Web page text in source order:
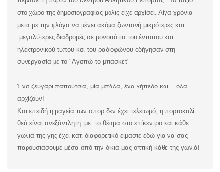
στο χώρο της δημοσιογραφίας μόλις είχε αρχίσει. Λίγα χρόνια
μετά με την φλόγα να μένει ακόμα ζωντανή μικρότερες και
μεγαλύτερες διαδρομές σε μονοπάτια του έντυπου και
ηλεκτρονικού τύπου και του ραδιοφώνου οδήγησαν στη
συνεργασία με το "Αγαπώ το μπάσκετ"
Ένα ζευγάρι παπούτσια, μία μπάλα, ένα γήπεδο και... όλα
αρχίζουν!
Και επειδή η μαγεία των σπορ δεν έχει τελειωμό, η πορτοκαλί
θεά είναι ανεξάντλητη με το θέαμα στο επίκεντρο και κάθε
γωνιά της γης έχει κάτι διαφορετικό είμαστε εδώ για να σας
παρουσιάσουμε μέσα από την δικιά μας οπτική κάθε της γωνιά!